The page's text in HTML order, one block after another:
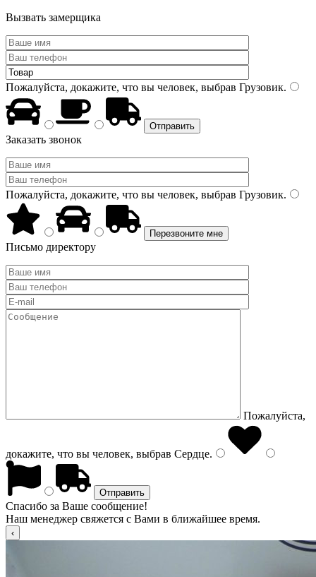
Вызвать замерщика
Пожалуйста, докажите, что вы человек, выбрав Грузовик.
Заказать звонок
Пожалуйста, докажите, что вы человек, выбрав Грузовик.
Письмо директору
Пожалуйста,
докажите, что вы человек, выбрав Сердце.
Спасибо за Ваше сообщение!
Наш менеджер свяжется с Вами в ближайшее время.